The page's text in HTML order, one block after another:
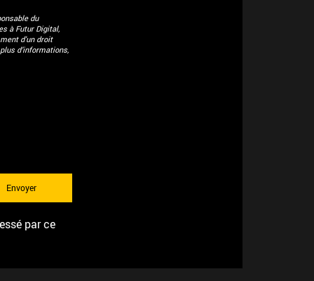
du
à Futur Digital,
d'un droit
d’informations,
par ce